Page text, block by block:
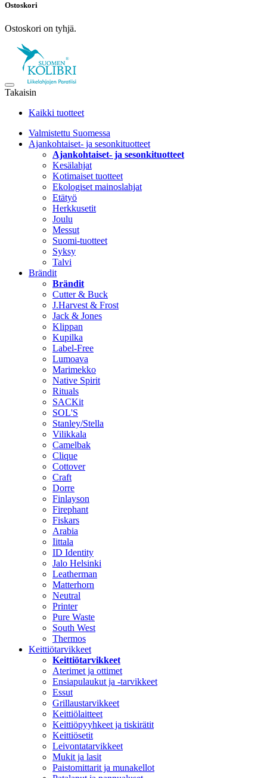
Ostoskori
Ostoskori on tyhjä.
Takaisin
Kaikki tuotteet
Valmistettu Suomessa
Ajankohtaiset- ja sesonkituotteet
Ajankohtaiset- ja sesonkituotteet
Kesälahjat
Kotimaiset tuotteet
Ekologiset mainoslahjat
Etätyö
Herkkusetit
Joulu
Messut
Suomi-tuotteet
Syksy
Talvi
Brändit
Brändit
Cutter & Buck
J.Harvest & Frost
Jack & Jones
Klippan
Kupilka
Label-Free
Lumoava
Marimekko
Native Spirit
Rituals
SACKit
SOL'S
Stanley/Stella
Vilikkala
Camelbak
Clique
Cottover
Craft
Dorre
Finlayson
Firephant
Fiskars
Arabia
Iittala
ID Identity
Jalo Helsinki
Leatherman
Matterhorn
Neutral
Printer
Pure Waste
South West
Thermos
Keittiötarvikkeet
Keittiötarvikkeet
Aterimet ja ottimet
Ensiapulaukut ja -tarvikkeet
Essut
Grillaustarvikkeet
Keittiölaitteet
Keittiöpyyhkeet ja tiskirätit
Keittiösetit
Leivontatarvikkeet
Mukit ja lasit
Paistomittarit ja munakellot